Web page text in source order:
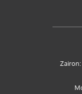
Zairon: